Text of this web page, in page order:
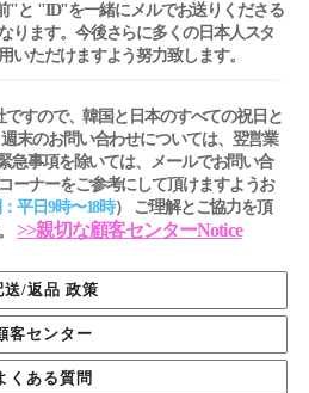
"と "ID"を一緒にメルでお送りくださる
ります。今後さらに多くの日本人スタ
いただけますよう努力致します。
ですので、韓国と日本のすべての祝日と
末のお問い合わせについては、翌営業
急事項を除いては、メールでお問い合
ーナーをご参考にして頂けますようお
平日9時〜18時） ご理解とご協力を頂
>>親切な顧客センターNotice
送/返品 政策
客センター
くある質問